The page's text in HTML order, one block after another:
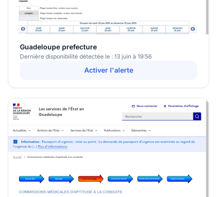
Guadeloupe prefecture
Dernière disponibilité détectée le : 13 juin à 19:56
Activer l'alerte